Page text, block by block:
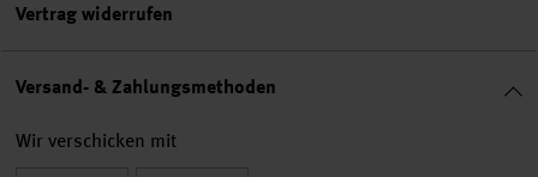
Vertrag widerrufen
Versand- & Zahlungsmethoden
Wir verschicken mit